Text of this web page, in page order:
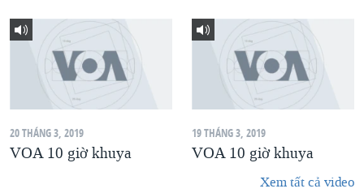
20 THÁNG 3, 2019
VOA 10 giờ khuya
19 THÁNG 3, 2019
VOA 10 giờ khuya
Xem tất cả video